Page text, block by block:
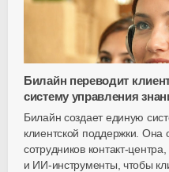
Билайн переводит
систему управления
Билайн создает единую
клиентской поддержки. Она
сотрудников контакт-центра
и ИИ-инструменты , чтобы